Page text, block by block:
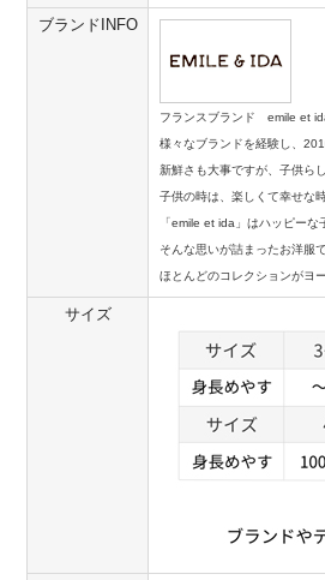
ブランドINFO
フランスブランド emile et
様々なブランドを経験し、
新鮮さも大事ですが、子供ら
子供の時は、楽しくて幸せな
「emile et ida」はハッピーな
そんな思いが詰まったお洋服で
ほとんどのコレクションがヨ
サイズ